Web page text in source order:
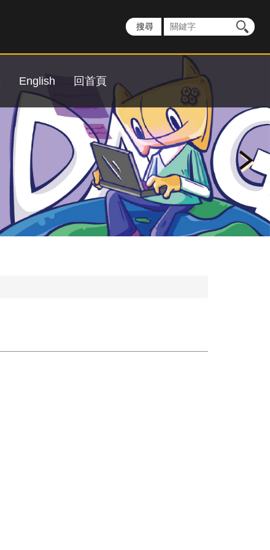
English 回首頁